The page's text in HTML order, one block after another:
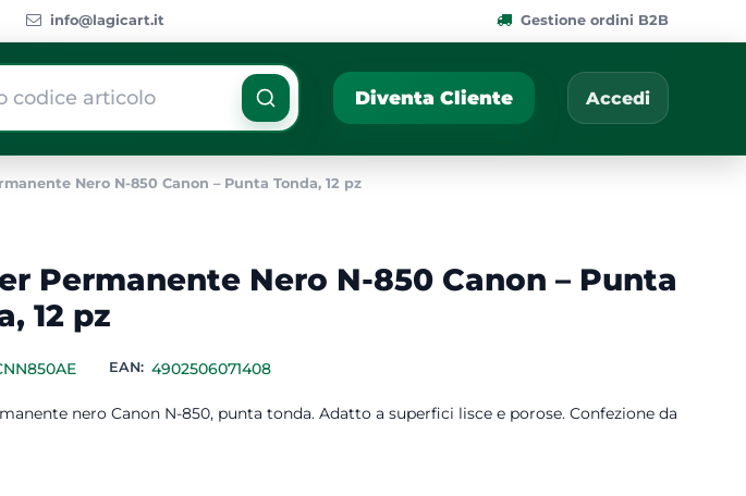
info@lagicart.it Gestione ordini B2B
gli altri filtri disponibili. Cerca per nome,
Diventa Cliente Accedi
Nero N-850 Canon – Punta Tonda, 12 pz
Permanente Nero N-850 Canon – Punta
12 pz
EAN: 4902506071408
nero Canon N-850, punta tonda. Adatto a superfici lisce e porose. Confezione da